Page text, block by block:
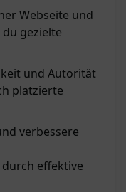
Webseite und
gezielte
und Autorität
platzierte
verbessere
effektive